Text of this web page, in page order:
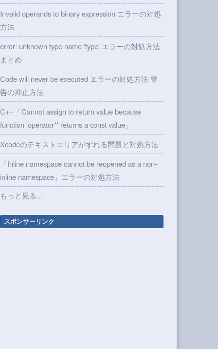
Invalid operands to binary expression エラーの対処
方法
error: unknown type name 'type' エラーの対処方法
まとめ
Code will never be executed エラーの対処方法 警
告の抑止方法
C++「Cannot assign to return value because
function 'operator*' returns a const value」
Xcodeのテキストエリアがずれる問題と対処方法
「Inline namespace cannot be reopened as a non-
inline namespace」エラーの対処方法
もっと見る...
スポンサーリンク